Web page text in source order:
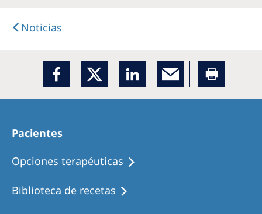
United Kingdom
Asia Pacific
Asia Pacific
Philippines
North America
United States of America
Noticias
Pacientes
Opciones terapéuticas
Biblioteca de recetas